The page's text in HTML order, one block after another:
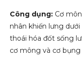
Công dụng: Cơ
nhân khiến lưng
thoái hóa đốt sống
cơ mông và cơ